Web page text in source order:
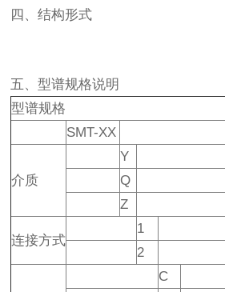
四、结构形式
五、型谱规格说明
型谱规格
SMT-XX
介质
Y
Q
Z
连接方式
1
2
C